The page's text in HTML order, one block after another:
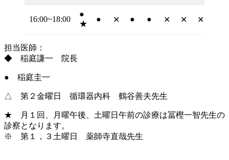
16:00~18:00
●
★
● ✕ ● ● ✕ ✕ ✕
担当医師：
◆ 稲庭謙一 院長
● 稲庭圭一
△ 第２金曜日 循環器内科 鶴谷善夫先生
★ 月１回、月曜午後、土曜日午前の診療は冨樫一智先生の
診察となります。
※ 第１，３土曜日 薬師寺直哉先生